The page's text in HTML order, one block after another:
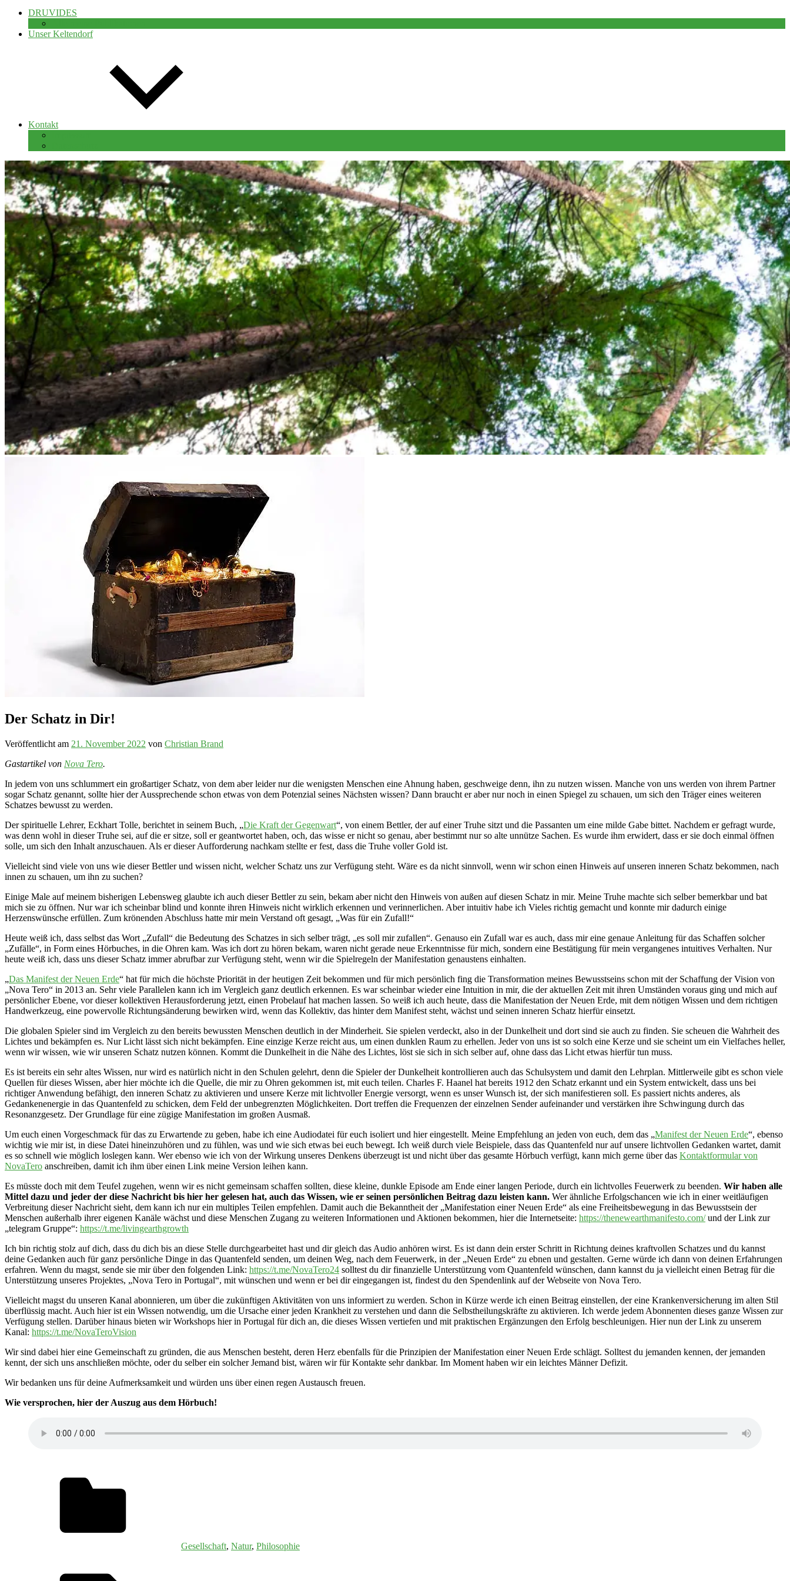
DRUVIDES
Unser Keltendorf
Kontakt
Der Schatz in Dir!
Veröffentlicht am 21. November 2022 von Christian Brand
Gastartikel von Nova Tero.
In jedem von uns schlummert ein großartiger Schatz, von dem aber leider nur die wenigsten Menschen eine Ahnung haben, geschweige denn, ihn zu nutzen wissen. Manche von uns werden von ihrem Partner
sogar Schatz genannt, sollte hier der Aussprechende schon etwas von dem Potenzial seines Nächsten wissen? Dann braucht er aber nur noch in einen Spiegel zu schauen, um sich den Träger eines weiteren
Schatzes bewusst zu werden.
Der spirituelle Lehrer, Eckhart Tolle, berichtet in seinem Buch, „Die Kraft der Gegenwart“, von einem Bettler, der auf einer Truhe sitzt und die Passanten um eine milde Gabe bittet. Nachdem er gefragt wurde,
was denn wohl in dieser Truhe sei, auf die er sitze, soll er geantwortet haben, och, das wisse er nicht so genau, aber bestimmt nur so alte unnütze Sachen. Es wurde ihm erwidert, dass er sie doch einmal öffnen
solle, um sich den Inhalt anzuschauen. Als er dieser Aufforderung nachkam stellte er fest, dass die Truhe voller Gold ist.
Vielleicht sind viele von uns wie dieser Bettler und wissen nicht, welcher Schatz uns zur Verfügung steht. Wäre es da nicht sinnvoll, wenn wir schon einen Hinweis auf unseren inneren Schatz bekommen, nach
innen zu schauen, um ihn zu suchen?
Einige Male auf meinem bisherigen Lebensweg glaubte ich auch dieser Bettler zu sein, bekam aber nicht den Hinweis von außen auf diesen Schatz in mir. Meine Truhe machte sich selber bemerkbar und bat
mich sie zu öffnen. Nur war ich scheinbar blind und konnte ihren Hinweis nicht wirklich erkennen und verinnerlichen. Aber intuitiv habe ich Vieles richtig gemacht und konnte mir dadurch einige
Herzenswünsche erfüllen. Zum krönenden Abschluss hatte mir mein Verstand oft gesagt, „Was für ein Zufall!“
Heute weiß ich, dass selbst das Wort „Zufall“ die Bedeutung des Schatzes in sich selber trägt, „es soll mir zufallen“. Genauso ein Zufall war es auch, dass mir eine genaue Anleitung für das Schaffen solcher
„Zufälle“, in Form eines Hörbuches, in die Ohren kam. Was ich dort zu hören bekam, waren nicht gerade neue Erkenntnisse für mich, sondern eine Bestätigung für mein vergangenes intuitives Verhalten. Nur
heute weiß ich, dass uns dieser Schatz immer abrufbar zur Verfügung steht, wenn wir die Spielregeln der Manifestation genaustens einhalten.
„Das Manifest der Neuen Erde“ hat für mich die höchste Priorität in der heutigen Zeit bekommen und für mich persönlich fing die Transformation meines Bewusstseins schon mit der Schaffung der Vision von
„Nova Tero“ in 2013 an. Sehr viele Parallelen kann ich im Vergleich ganz deutlich erkennen. Es war scheinbar wieder eine Intuition in mir, die der aktuellen Zeit mit ihren Umständen voraus ging und mich auf
persönlicher Ebene, vor dieser kollektiven Herausforderung jetzt, einen Probelauf hat machen lassen. So weiß ich auch heute, dass die Manifestation der Neuen Erde, mit dem nötigen Wissen und dem richtigen
Handwerkzeug, eine powervolle Richtungsänderung bewirken wird, wenn das Kollektiv, das hinter dem Manifest steht, wächst und seinen inneren Schatz hierfür einsetzt.
Die globalen Spieler sind im Vergleich zu den bereits bewussten Menschen deutlich in der Minderheit. Sie spielen verdeckt, also in der Dunkelheit und dort sind sie auch zu finden. Sie scheuen die Wahrheit des
Lichtes und bekämpfen es. Nur Licht lässt sich nicht bekämpfen. Eine einzige Kerze reicht aus, um einen dunklen Raum zu erhellen. Jeder von uns ist so solch eine Kerze und sie scheint um ein Vielfaches heller,
wenn wir wissen, wie wir unseren Schatz nutzen können. Kommt die Dunkelheit in die Nähe des Lichtes, löst sie sich in sich selber auf, ohne dass das Licht etwas hierfür tun muss.
Es ist bereits ein sehr altes Wissen, nur wird es natürlich nicht in den Schulen gelehrt, denn die Spieler der Dunkelheit kontrollieren auch das Schulsystem und damit den Lehrplan. Mittlerweile gibt es schon viele
Quellen für dieses Wissen, aber hier möchte ich die Quelle, die mir zu Ohren gekommen ist, mit euch teilen. Charles F. Haanel hat bereits 1912 den Schatz erkannt und ein System entwickelt, dass uns bei
richtiger Anwendung befähigt, den inneren Schatz zu aktivieren und unsere Kerze mit lichtvoller Energie versorgt, wenn es unser Wunsch ist, der sich manifestieren soll. Es passiert nichts anderes, als
Gedankenenergie in das Quantenfeld zu schicken, dem Feld der unbegrenzten Möglichkeiten. Dort treffen die Frequenzen der einzelnen Sender aufeinander und verstärken ihre Schwingung durch das
Resonanzgesetz. Der Grundlage für eine zügige Manifestation im großen Ausmaß.
Um euch einen Vorgeschmack für das zu Erwartende zu geben, habe ich eine Audiodatei für euch isoliert und hier eingestellt. Meine Empfehlung an jeden von euch, dem das „Manifest der Neuen Erde“, ebenso
wichtig wie mir ist, in diese Datei hineinzuhören und zu fühlen, was und wie sich etwas bei euch bewegt. Ich weiß durch viele Beispiele, dass das Quantenfeld nur auf unsere lichtvollen Gedanken wartet, damit
es so schnell wie möglich loslegen kann. Wer ebenso wie ich von der Wirkung unseres Denkens überzeugt ist und nicht über das gesamte Hörbuch verfügt, kann mich gerne über das Kontaktformular von
NovaTero anschreiben, damit ich ihm über einen Link meine Version leihen kann.
Es müsste doch mit dem Teufel zugehen, wenn wir es nicht gemeinsam schaffen sollten, diese kleine, dunkle Episode am Ende einer langen Periode, durch ein lichtvolles Feuerwerk zu beenden. Wir haben alle
Mittel dazu und jeder der diese Nachricht bis hier her gelesen hat, auch das Wissen, wie er seinen persönlichen Beitrag dazu leisten kann. Wer ähnliche Erfolgschancen wie ich in einer weitläufigen
Verbreitung dieser Nachricht sieht, dem kann ich nur ein multiples Teilen empfehlen. Damit auch die Bekanntheit der „Manifestation einer Neuen Erde“ als eine Freiheitsbewegung in das Bewusstsein der
Menschen außerhalb ihrer eigenen Kanäle wächst und diese Menschen Zugang zu weiteren Informationen und Aktionen bekommen, hier die Internetseite: https://thenewearthmanifesto.com/und der Link zur
„telegram Gruppe“: https://t.me/livingearthgrowth
Ich bin richtig stolz auf dich, dass du dich bis an diese Stelle durchgearbeitet hast und dir gleich das Audio anhören wirst. Es ist dann dein erster Schritt in Richtung deines kraftvollen Schatzes und du kannst
deine Gedanken auch für ganz persönliche Dinge in das Quantenfeld senden, um deinen Weg, nach dem Feuerwerk, in der „Neuen Erde“ zu ebnen und gestalten. Gerne würde ich dann von deinen Erfahrungen
erfahren. Wenn du magst, sende sie mir über den folgenden Link: https://t.me/NovaTero24 solltest du dir finanzielle Unterstützung vom Quantenfeld wünschen, dann kannst du ja vielleicht einen Betrag für die
Unterstützung unseres Projektes, „Nova Tero in Portugal“, mit wünschen und wenn er bei dir eingegangen ist, findest du den Spendenlink auf der Webseite von Nova Tero.
Vielleicht magst du unseren Kanal abonnieren, um über die zukünftigen Aktivitäten von uns informiert zu werden. Schon in Kürze werde ich einen Beitrag einstellen, der eine Krankenversicherung im alten Stil
überflüssig macht. Auch hier ist ein Wissen notwendig, um die Ursache einer jeden Krankheit zu verstehen und dann die Selbstheilungskräfte zu aktivieren. Ich werde jedem Abonnenten dieses ganze Wissen zur
Verfügung stellen. Darüber hinaus bieten wir Workshops hier in Portugal für dich an, die dieses Wissen vertiefen und mit praktischen Ergänzungen den Erfolg beschleunigen. Hier nun der Link zu unserem
Kanal: https://t.me/NovaTeroVision
Wir sind dabei hier eine Gemeinschaft zu gründen, die aus Menschen besteht, deren Herz ebenfalls für die Prinzipien der Manifestation einer Neuen Erde schlägt. Solltest du jemanden kennen, der jemanden
kennt, der sich uns anschließen möchte, oder du selber ein solcher Jemand bist, wären wir für Kontakte sehr dankbar. Im Moment haben wir ein leichtes Männer Defizit.
Wir bedanken uns für deine Aufmerksamkeit und würden uns über einen regen Austausch freuen.
Wie versprochen, hier der Auszug aus dem Hörbuch!
Gesellschaft, Natur, Philosophie